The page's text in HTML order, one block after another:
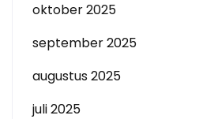
oktober 2025
september 2025
augustus 2025
juli 2025